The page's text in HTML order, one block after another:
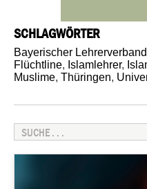
SCHLAGWÖRTER
Bayerischer Lehrerverband
Flüchtline, Islamlehrer,
Muslime, Thüringen,